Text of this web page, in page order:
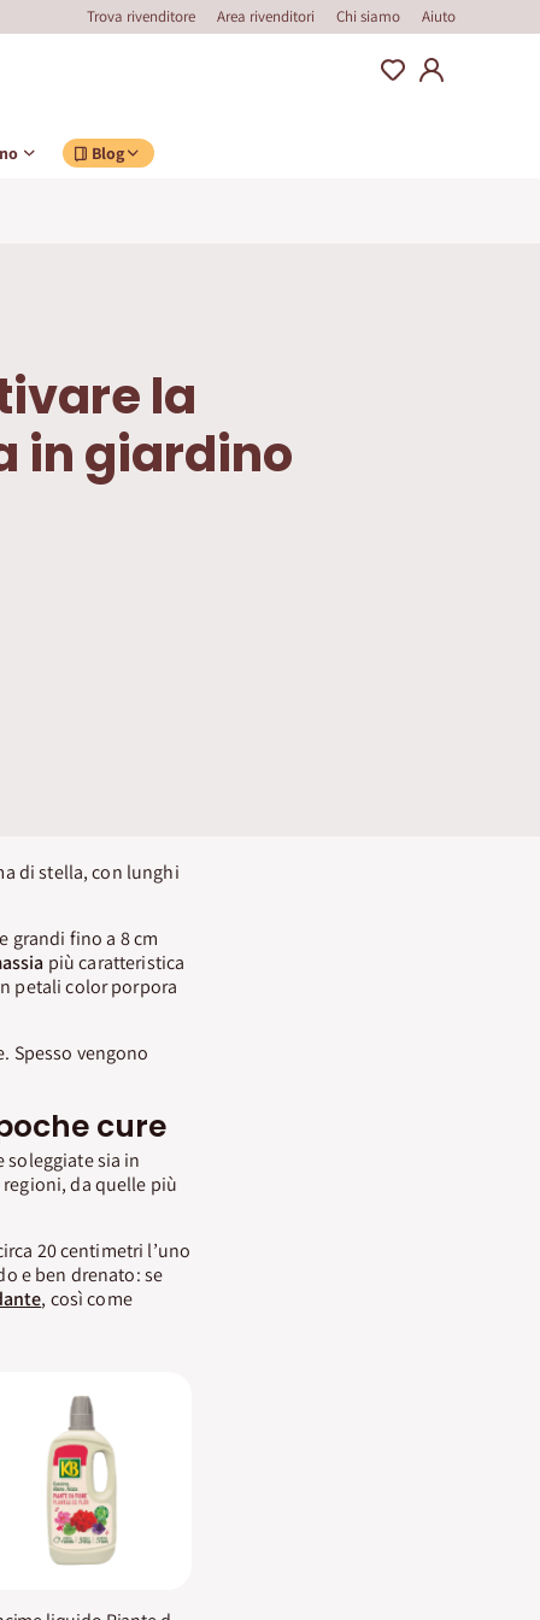
Trova rivenditore Area rivenditori Chi siamo Aiuto
Blog
la
in giardino
di stella, con lunghi
grandi fino a 8 cm
più caratteristica
petali color porpora
Spesso vengono
cure
soleggiate sia in
da quelle più
20 centimetri l’uno
e ben drenato: se
, così come